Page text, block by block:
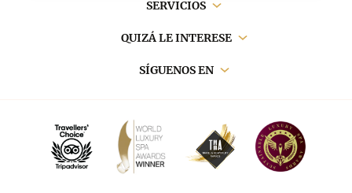
SERVICIOS
QUIZÁ LE INTERESE
SÍGUENOS EN